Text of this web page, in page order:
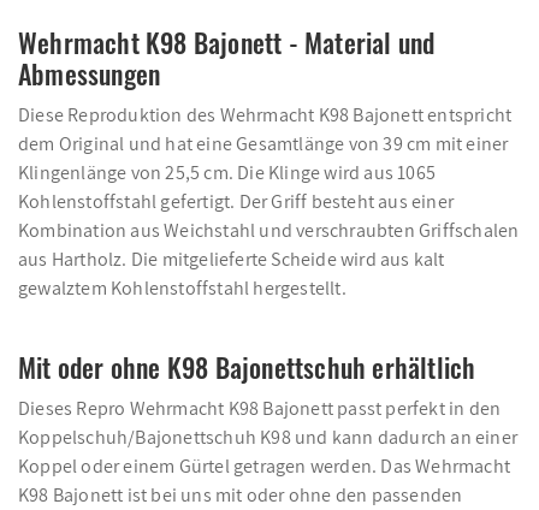
Wehrmacht K98 Bajonett - Material und
Abmessungen
Diese Reproduktion des Wehrmacht K98 Bajonett entspricht
dem Original und hat eine Gesamtlänge von 39 cm mit einer
Klingenlänge von 25,5 cm. Die Klinge wird aus 1065
Kohlenstoffstahl gefertigt. Der Griff besteht aus einer
Kombination aus Weichstahl und verschraubten Griffschalen
aus Hartholz. Die mitgelieferte Scheide wird aus kalt
gewalztem Kohlenstoffstahl hergestellt.
Mit oder ohne K98 Bajonettschuh erhältlich
Dieses Repro Wehrmacht K98 Bajonett passt perfekt in den
Koppelschuh/Bajonettschuh K98 und kann dadurch an einer
Koppel oder einem Gürtel getragen werden. Das Wehrmacht
K98 Bajonett ist bei uns mit oder ohne den passenden